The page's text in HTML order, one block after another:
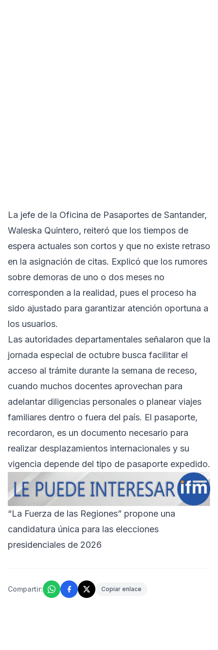
La jefe de la Oficina de Pasaportes de Santander,
Waleska Quintero, reiteró que los tiempos de
espera actuales son cortos y que no existe retraso
en la asignación de citas. Explicó que los rumores
sobre demoras de uno o dos meses no
corresponden a la realidad, pues el proceso ha
sido ajustado para garantizar atención oportuna a
los usuarios.
Las autoridades departamentales señalaron que la
jornada especial de octubre busca facilitar el
acceso al trámite durante la semana de receso,
cuando muchos docentes aprovechan para
adelantar diligencias personales o planear viajes
familiares dentro o fuera del país. El pasaporte,
recordaron, es un documento necesario para
realizar desplazamientos internacionales y su
vigencia depende del tipo de pasaporte expedido.
“La Fuerza de las Regiones” propone una
candidatura única para las elecciones
presidenciales de 2026
Compartir: Copiar enlace